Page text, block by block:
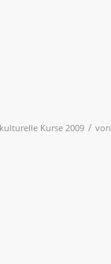
Kurse 2009 / von